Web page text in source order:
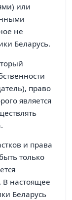
или
не
Беларусь.
право
является
и права
только
В настоящее
Беларусь